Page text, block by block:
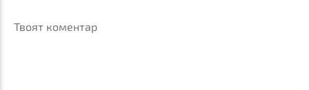
Твоят коментар